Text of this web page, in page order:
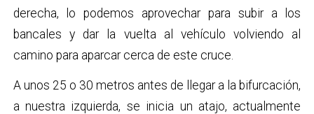
derecha, lo podemos aprovechar para subir a los
bancales y dar la vuelta al vehículo volviendo al
camino para aparcar cerca de este cruce.
A unos 25 o 30 metros antes de llegar a la bifurcación,
a nuestra izquierda, se inicia un atajo, actualmente